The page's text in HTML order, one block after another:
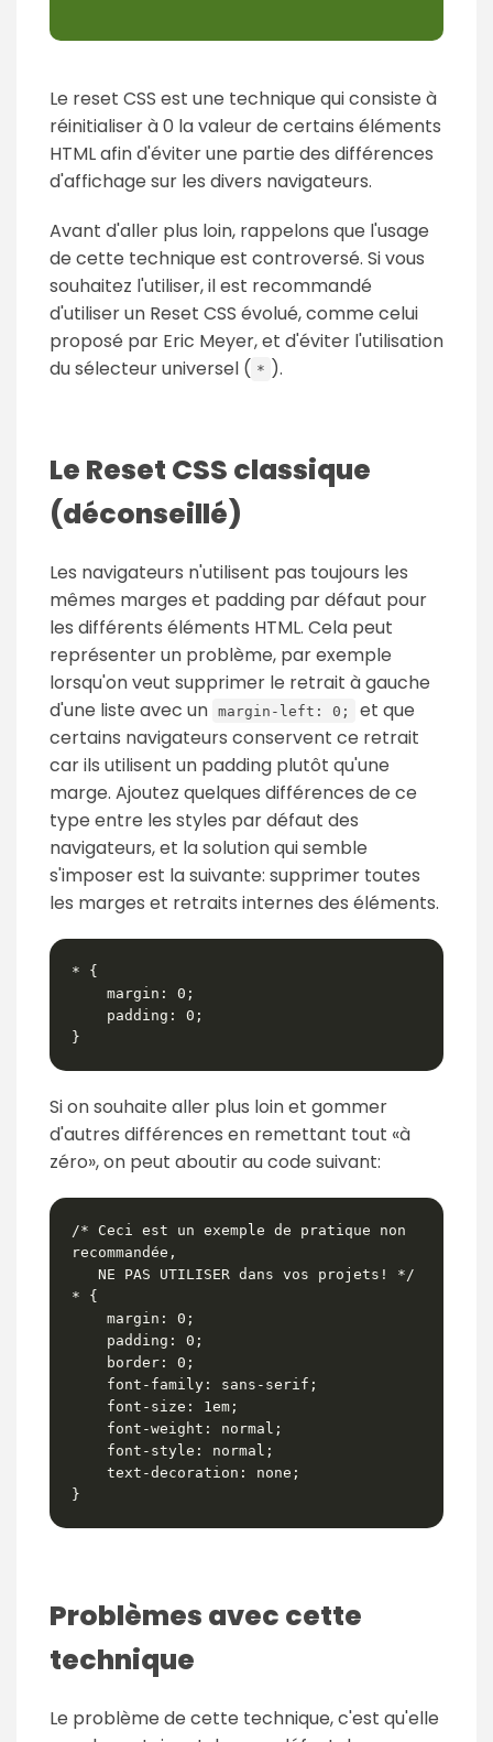
Le reset CSS est une technique qui consiste à
réinitialiser à 0 la valeur de certains éléments
HTML afin d'éviter une partie des différences
d'affichage sur les divers navigateurs.
Avant d'aller plus loin, rappelons que l'usage
de cette technique est controversé. Si vous
souhaitez l'utiliser, il est recommandé
d'utiliser un Reset CSS évolué, comme celui
proposé par Eric Meyer, et d'éviter l'utilisation
du sélecteur universel ( * ).
Le Reset CSS classique
(déconseillé)
Les navigateurs n'utilisent pas toujours les
mêmes marges et padding par défaut pour
les différents éléments HTML. Cela peut
représenter un problème, par exemple
lorsqu'on veut supprimer le retrait à gauche
d'une liste avec un margin-left: 0;
et que
certains navigateurs conservent ce retrait
car ils utilisent un padding plutôt qu'une
marge. Ajoutez quelques différences de ce
type entre les styles par défaut des
navigateurs, et la solution qui semble
s'imposer est la suivante: supprimer toutes
les marges et retraits internes des éléments.
* {
}
Si on souhaite aller plus loin et gommer
d'autres différences en remettant tout «à
zéro», on peut aboutir au code suivant:
/* Ceci est un exemple de pratique non
recommandée,
* {
}
Problèmes avec cette
technique
Le problème de cette technique, c'est qu'elle